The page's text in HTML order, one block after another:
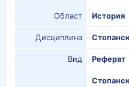
Област История
Дисциплина
Вид Реферат